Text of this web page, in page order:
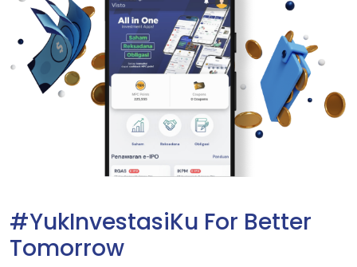
#YukInvestasiKu For Better
Tomorrow